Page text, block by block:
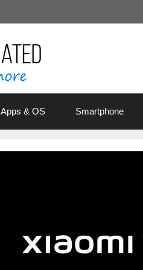
Apps & OS Smartphone